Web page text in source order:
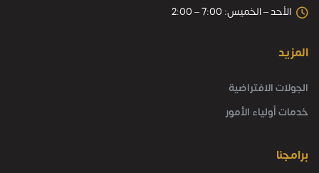
الأحد – الخميس: 7:00 – 2:00
المزيد
الجولات الافتراضية
خدمات أولياء الأمور
برامجنا